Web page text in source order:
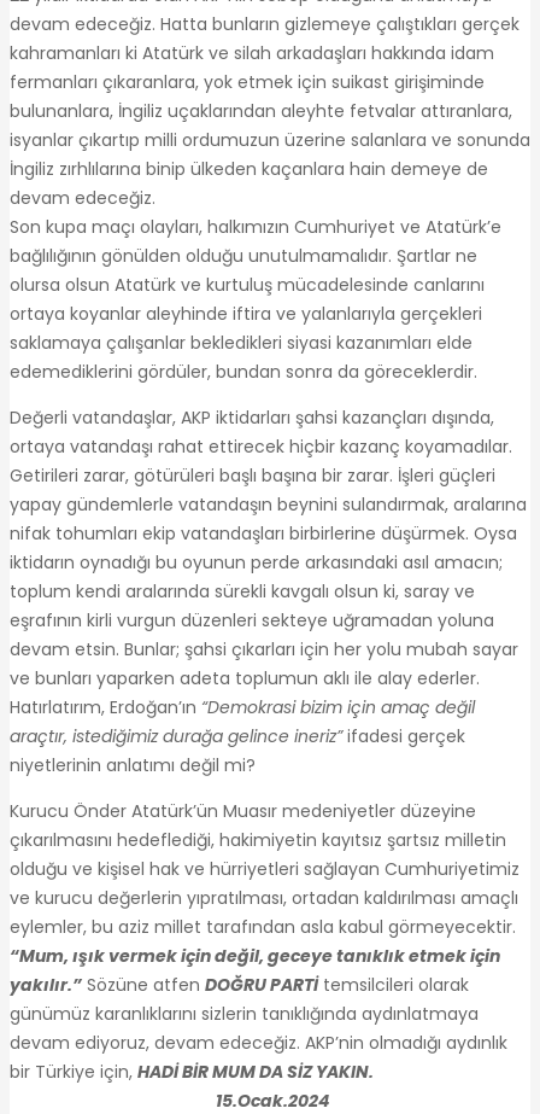
devam edeceğiz. Hatta bunların gizlemeye çalıştıkları gerçek
kahramanları ki Atatürk ve silah arkadaşları hakkında idam
fermanları çıkaranlara, yok etmek için suikast girişiminde
bulunanlara, İngiliz uçaklarından aleyhte fetvalar attıranlara,
isyanlar çıkartıp milli ordumuzun üzerine salanlara ve sonunda
İngiliz zırhlılarına binip ülkeden kaçanlara hain demeye de
devam edeceğiz.
Son kupa maçı olayları, halkımızın Cumhuriyet ve Atatürk’e
bağlılığının gönülden olduğu unutulmamalıdır. Şartlar ne
olursa olsun Atatürk ve kurtuluş mücadelesinde canlarını
ortaya koyanlar aleyhinde iftira ve yalanlarıyla gerçekleri
saklamaya çalışanlar bekledikleri siyasi kazanımları elde
edemediklerini gördüler, bundan sonra da göreceklerdir.
Değerli vatandaşlar, AKP iktidarları şahsi kazançları dışında,
ortaya vatandaşı rahat ettirecek hiçbir kazanç koyamadılar.
Getirileri zarar, götürüleri başlı başına bir zarar. İşleri güçleri
yapay gündemlerle vatandaşın beynini sulandırmak, aralarına
nifak tohumları ekip vatandaşları birbirlerine düşürmek. Oysa
iktidarın oynadığı bu oyunun perde arkasındaki asıl amacın;
toplum kendi aralarında sürekli kavgalı olsun ki, saray ve
eşrafının kirli vurgun düzenleri sekteye uğramadan yoluna
devam etsin. Bunlar; şahsi çıkarları için her yolu mubah sayar
ve bunları yaparken adeta toplumun aklı ile alay ederler.
Hatırlatırım, Erdoğan’ın “Demokrasi bizim için amaç değil
araçtır, istediğimiz durağa gelince ineriz”ifadesi gerçek
niyetlerinin anlatımı değil mi?
Kurucu Önder Atatürk’ün Muasır medeniyetler düzeyine
çıkarılmasını hedeflediği, hakimiyetin kayıtsız şartsız milletin
olduğu ve kişisel hak ve hürriyetleri sağlayan Cumhuriyetimiz
ve kurucu değerlerin yıpratılması, ortadan kaldırılması amaçlı
eylemler, bu aziz millet tarafından asla kabul görmeyecektir.
“Mum, ışık vermek için değil, geceye tanıklık etmek için
yakılır.” Sözüne atfen DOĞRU PARTİtemsilcileri olarak
günümüz karanlıklarını sizlerin tanıklığında aydınlatmaya
devam ediyoruz, devam edeceğiz. AKP’nin olmadığı aydınlık
bir Türkiye için, HADİ BİR MUM DA SİZ YAKIN.
15.Ocak.2024